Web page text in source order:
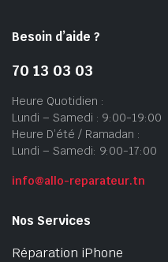
Besoin d’aide ?
70 13 03 03
Heure Quotidien :
Lundi – Samedi : 9:00-19:00
Heure D’été / Ramadan :
Lundi – Samedi: 9:00-17:00
info@allo-reparateur.tn
Nos Services
Réparation iPhone